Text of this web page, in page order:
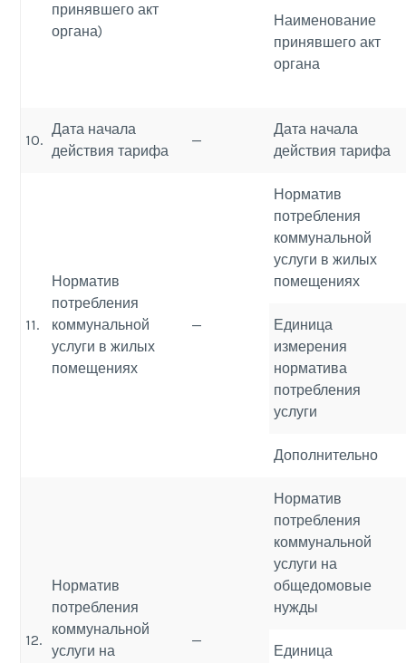
принявшего акт
органа)
Наименование
принявшего акт
органа
10.
Дата начала
действия тарифа
—
Дата начала
действия тарифа
11.
Норматив
потребления
коммунальной
услуги в жилых
помещениях
—
Норматив
потребления
коммунальной
услуги в жилых
помещениях
Единица
измерения
норматива
потребления
услуги
Дополнительно
12.
Норматив
потребления
коммунальной
услуги на
—
Норматив
потребления
коммунальной
услуги на
общедомовые
нужды
Единица